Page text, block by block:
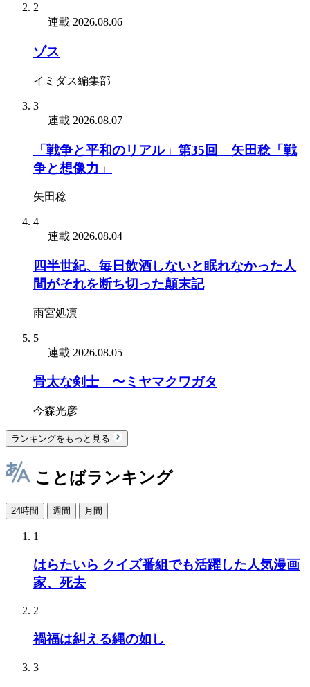
2
連載 2026.08.06
ゾス
イミダス編集部
3
連載 2026.08.07
「戦争と平和のリアル」第35回 矢田稔「戦
争と想像力」
矢田稔
4
連載 2026.08.04
四半世紀、毎日飲酒しないと眠れなかった人
間がそれを断ち切った顛末記
雨宮処凛
5
連載 2026.08.05
骨太な剣士 〜ミヤマクワガタ
今森光彦
ランキングをもっと見る
ことばランキング
24時間 週間 月間
1
はらたいら クイズ番組でも活躍した人気漫画
家、死去
2
禍福は糾える縄の如し
3